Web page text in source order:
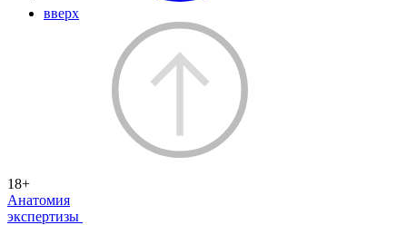
вверх
18+
Анатомия
экспертизы